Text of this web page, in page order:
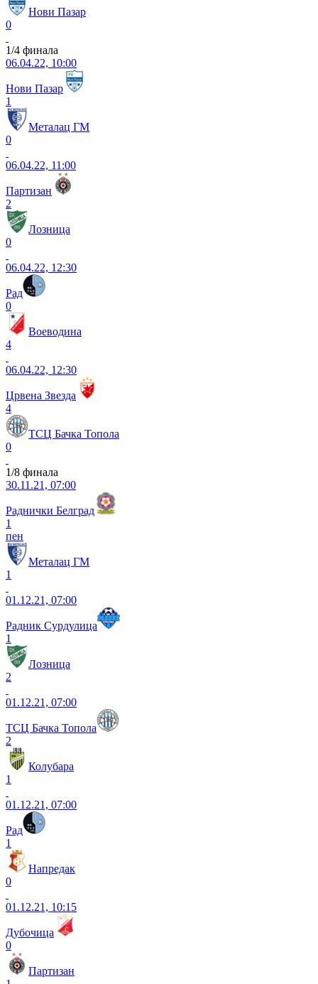
Нови Пазар
0
1/4 финала
06.04.22, 10:00
Нови Пазар
1
Металац ГМ
0
06.04.22, 11:00
Партизан
2
Лозница
0
06.04.22, 12:30
Рад
0
Воеводина
4
06.04.22, 12:30
Црвена Звезда
4
ТСЦ Бачка Топола
0
1/8 финала
30.11.21, 07:00
Раднички Белград
1
пен
Металац ГМ
1
01.12.21, 07:00
Радник Сурдулица
1
Лозница
2
01.12.21, 07:00
ТСЦ Бачка Топола
2
Колубара
1
01.12.21, 07:00
Рад
1
Напредак
0
01.12.21, 10:15
Дубочица
0
Партизан